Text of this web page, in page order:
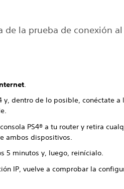
de la prueba de conexión
y, dentro de lo posible, conéctate a
PS4® a tu router y retira
ambos dispositivos.
5 minutos y, luego, reinícialo.
IP, vuelve a comprobar la